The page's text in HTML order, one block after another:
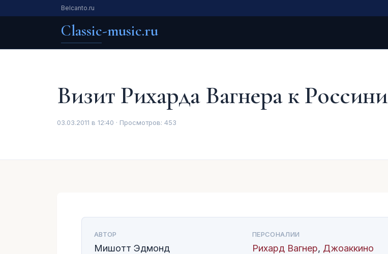
Belcanto.ru
Classic-music.ru
Визит Рихарда Вагнера к Россини
03.03.2011 в 12:40 · Просмотров: 453
АВТОР
Мишотт Эдмонд
ПЕРСОНАЛИИ
Рихард Вагнер, Джоаккино